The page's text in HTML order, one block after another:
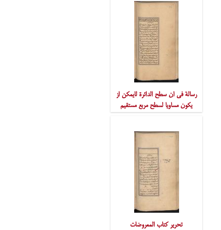
رسالة فی ان سطح الدائرة لایمکن از
یکون مساویا لسطح مربع مستقیم
الخطوط
تحریر کتاب المعروضات